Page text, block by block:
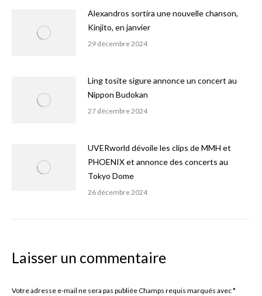
Alexandros sortira une nouvelle chanson,
Kinjito, en janvier
29 décembre 2024
Ling tosite sigure annonce un concert au
Nippon Budokan
27 décembre 2024
UVERworld dévoile les clips de MMH et
PHOENIX et annonce des concerts au
Tokyo Dome
26 décembre 2024
Laisser un commentaire
Votre adresse e-mail ne sera pas publiée Champs requis marqués avec*